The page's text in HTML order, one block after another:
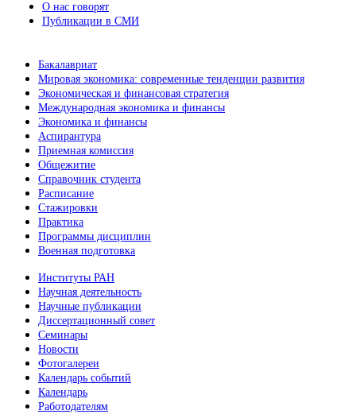
О нас говорят
Публикации в СМИ
Бакалавриат
Мировая экономика: современные тенденции развития
Экономическая и финансовая стратегия
Международная экономика и финансы
Экономика и финансы
Аспирантура
Приемная комиссия
Общежитие
Справочник студента
Расписание
Стажировки
Практика
Программы дисциплин
Военная подготовка
Институты РАН
Научная деятельность
Научные публикации
Диссертационный совет
Семинары
Новости
Фотогалереи
Календарь событий
Календарь
Работодателям